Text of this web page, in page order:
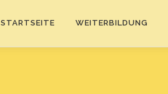
STARTSEITE WEITERBILDUNG